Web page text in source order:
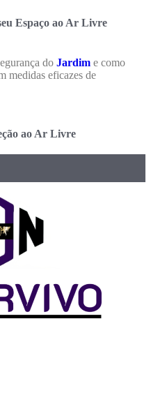
Espaço ao Ar Livre
do Jardim e como
medidas eficazes de
ao Ar Livre